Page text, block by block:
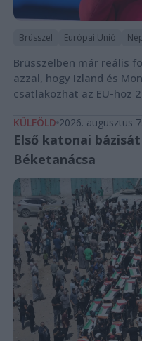
Brüsszel Európai Unió
Brüsszelben már reális
azzal, hogy Izland és
csatlakozhat az EU-hoz
KÜLFÖLD 2026. augusztus 7.
Első katonai
Béketanácsa